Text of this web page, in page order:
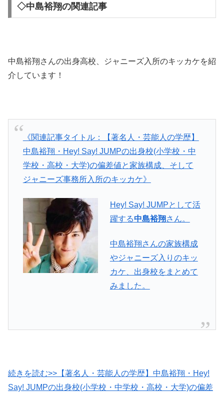
◇中島裕翔の関連記事
中島裕翔さんの出身高校、ジャニーズ入所のキッカケを紹
介しています！
《関連記事タイトル：【著名人・芸能人の学歴】
中島裕翔・Hey! Say! JUMPの出身校(小学校・中
学校・高校・大学)の偏差値と家族構成、そして
ジャニーズ事務所入所のキッカケ》
Hey! Say! JUMPとして活
躍する中島裕翔 さん。
中島裕翔さんの家族構成
やジャニーズ入りのキッ
カケ、出身校をまとめて
みました。
続きを読む>>【著名人・芸能人の学歴】中島裕翔・Hey!
Say! JUMPの出身校(小学校・中学校・高校・大学)の偏差